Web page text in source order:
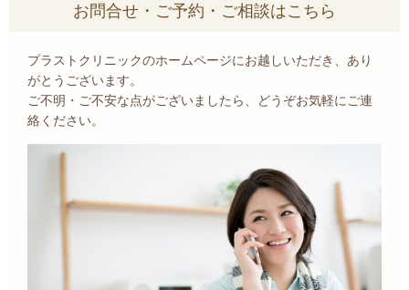
お問合せ・ご予約・ご相談はこちら
プラストクリニックのホームページにお越しいただき、あり
がとうございます。
ご不明・ご不安な点がございましたら、どうぞお気軽にご連
絡ください。